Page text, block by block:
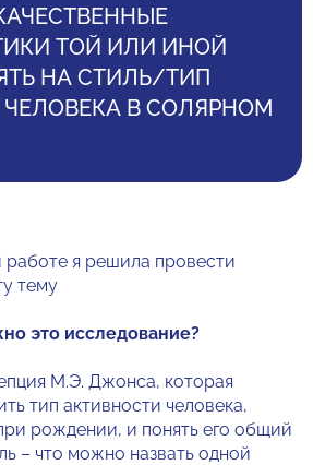
ТОЙ ИЛИ ИНОЙ
НА СТИЛЬ/ТИП
В СОЛЯРНОМ
я решила провести
тему
это исследование?
М.Э. Джонса, которая
тип активности человека,
рождении, и понять его общий
– что можно назвать одной